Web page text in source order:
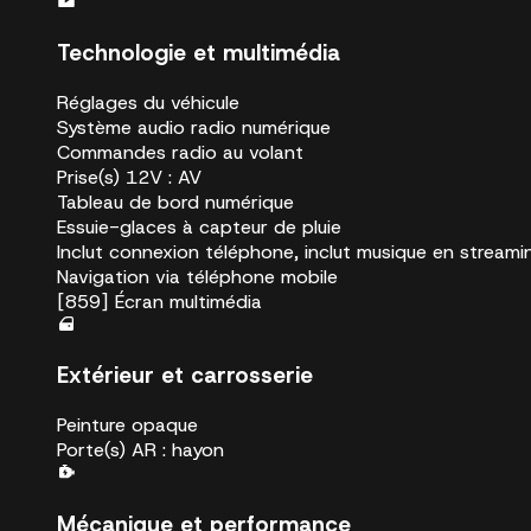
Technologie et multimédia
Réglages du véhicule
Système audio radio numérique
Commandes radio au volant
Prise(s) 12V : AV
Tableau de bord numérique
Essuie-glaces à capteur de pluie
Inclut connexion téléphone, inclut musique en
Navigation via téléphone mobile
[859] Écran multimédia
Extérieur et carrosserie
Peinture opaque
Porte(s) AR : hayon
Mécanique et performance